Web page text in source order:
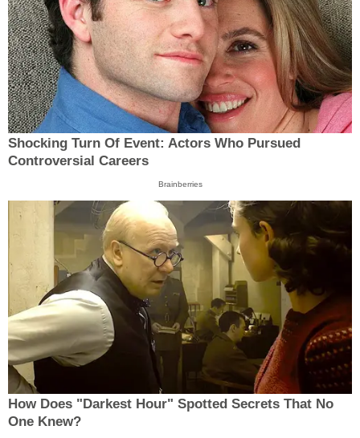
Shocking Turn Of Event: Actors Who Pursued
Controversial Careers
Brainberries
How Does "Darkest Hour" Spotted Secrets That No
One Knew?